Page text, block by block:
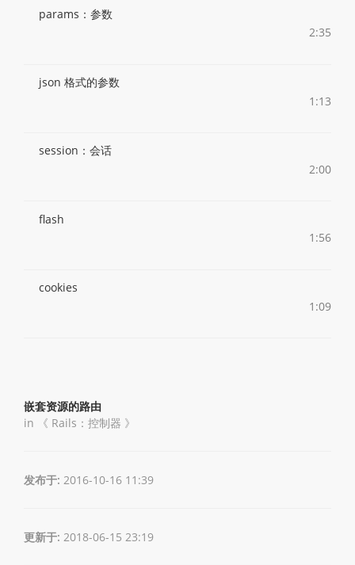
params：参数
2:35
json 格式的参数
1:13
session：会话
2:00
flash
1:56
cookies
1:09
嵌套资源的路由
in 《 Rails：控制器 》
发布于: 2016-10-16 11:39
更新于: 2018-06-15 23:19